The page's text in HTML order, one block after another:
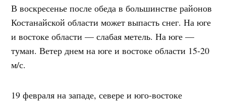
В воскресенье после обеда в большинстве районов
Костанайской области может выпасть снег. На юге
и востоке области — слабая метель. На юге —
туман. Ветер днем ​​на юге и востоке области 15-20
м/с.
19 февраля на западе, севере и юго-востоке